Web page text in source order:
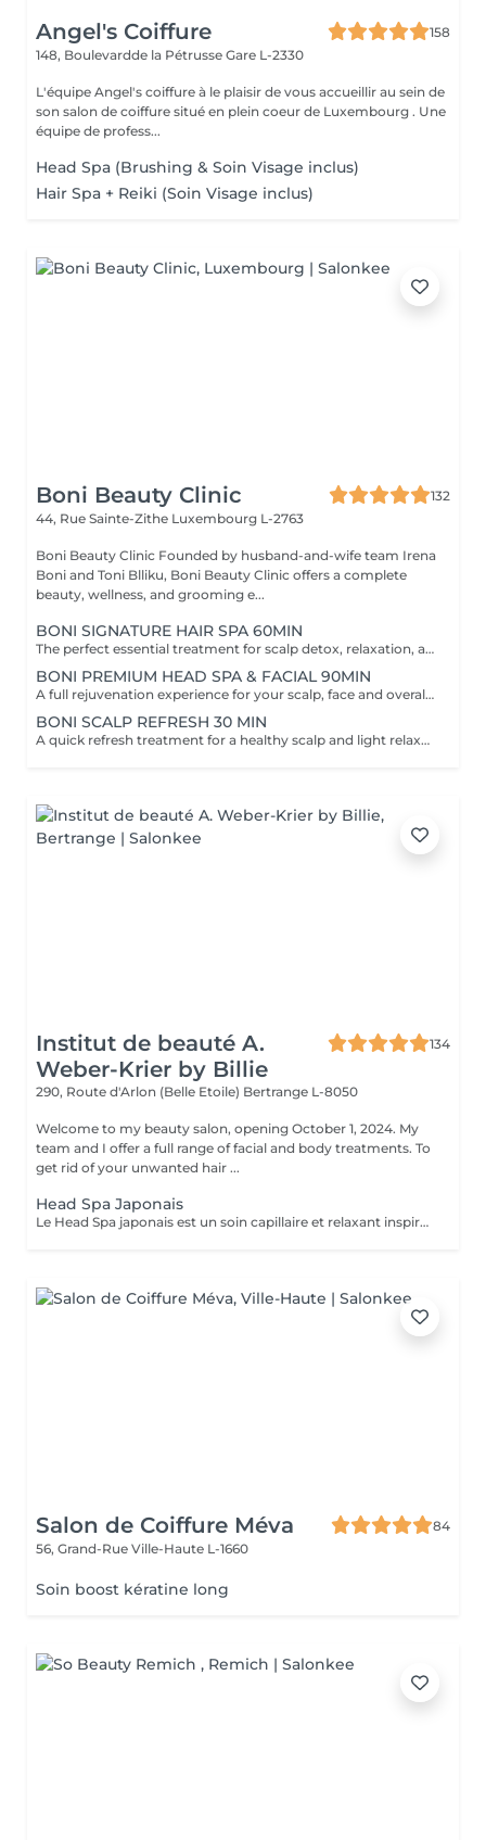
Angel's Coiffure
158
148, Boulevardde la Pétrusse Gare L-2330
L'équipe Angel's coiffure à le plaisir de vous accueillir au sein de
son salon de coiffure situé en plein coeur de Luxembourg . Une
équipe de profess...
Head Spa (Brushing & Soin Visage inclus)
Hair Spa + Reiki (Soin Visage inclus)
Boni Beauty Clinic
132
44, Rue Sainte-Zithe Luxembourg L-2763
Boni Beauty Clinic Founded by husband-and-wife team Irena
Boni and Toni Blliku, Boni Beauty Clinic offers a complete
beauty, wellness, and grooming e...
BONI SIGNATURE HAIR SPA 60MIN
The perfect essential treatment for scalp detox, relaxation, and hair vitality. Scalp Analysis (Becon Pro Camera) Microbubble Scalp Cleansing Rootonix Scalp Treatment Aromatherapy Ritual Scalp Massage Blow Dry Optional Add-Ons Available Enhance your Head Spa experience with our optional add-on treatments: Scalp Ampoule Booster €15 Neck & Shoulder Massage (15 min) €20 Steam Therapy €15 Hair Styling Straight or Wavy Finish €20 Hand Massage (15 min) €20 These add-on services can be combined with any Head Spa treatment for an even more personalized and relaxing experience.
BONI PREMIUM HEAD SPA & FACIAL 90MIN
A full rejuvenation experience for your scalp, face and overall radiance. Scalp Analysis (Becon Pro Camera) Microbubble Scalp Cleansing Rootonix Scalp & Hair Treatment Steam & Mist Infusion Scalp Massage Customized Facial Blow Dry INCLUDES FACIAL
BONI SCALP REFRESH 30 MIN
A quick refresh treatment for a healthy scalp and light relaxation. -Scalp Analysis (Becon Pro Camera) -Microbubble Scalp Cleansing -Scalp Massage -Blow Dry
Institut de beauté A.
Weber-Krier by Billie
134
290, Route d'Arlon (Belle Etoile) Bertrange L-8050
Welcome to my beauty salon, opening October 1, 2024. My
team and I offer a full range of facial and body treatments. To
get rid of your unwanted hair ...
Head Spa Japonais
Le Head Spa japonais est un soin capillaire et relaxant inspiré des rituels de bien-être japonais. Alliant techniques de massage du cuir chevelu, soins purifiants et hydratants, il cible à la fois la santé des cheveux et l'apaisement de l'esprit. Grâce à des mouvements précis et à des produits naturels, ce rituel libère les tensions, améliore la circulation sanguine et stimule la croissance capillaire. Idéal pour ceux qui recherchent un moment de détente profonde et des cheveux revitalisés, le Head Spa japonais apporte fraîcheur, équilibre et éclat des racines aux pointes.
Salon de Coiffure Méva
84
56, Grand-Rue Ville-Haute L-1660
Soin boost kératine long